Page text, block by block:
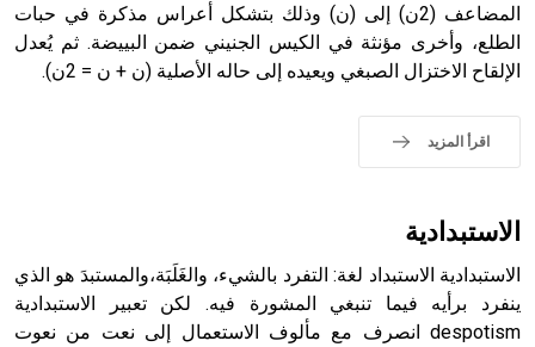
الملوك الذين حكموا مدينة إديسا (الرها) من أبجر الأول وحتى
التاسع، وهم ينتسبون إلى أسرة أوسروين
حيث تقتصر القيمة الصوتية للعلامة الك
المضاعف (2ن) إلى (ن) وذلك بتشكل أعراس مذكرة في حبات
الطلع، وأخرى مؤنثة في الكيس الجنيني ضمن البييضة. ثم يُعدل
الإلقاح الاختزال الصبغي ويعيده إلى حاله الأصلية (ن + ن = 2ن).
اقرأ المزيد
الاستبدادية
الاستبدادية الاستبداد لغة: التفرد بالشيء، والغَلَبَة،والمستبدَ هو الذي
ينفرد برأيه فيما تنبغي المشورة فيه. لكن تعبير الاستبدادية
despotism انصرف مع مألوف الاستعمال إلى نعت من نعوت